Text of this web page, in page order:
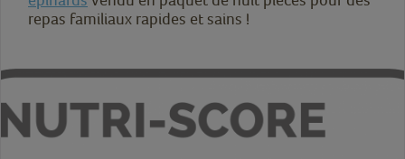
repas familiaux rapides et sains !